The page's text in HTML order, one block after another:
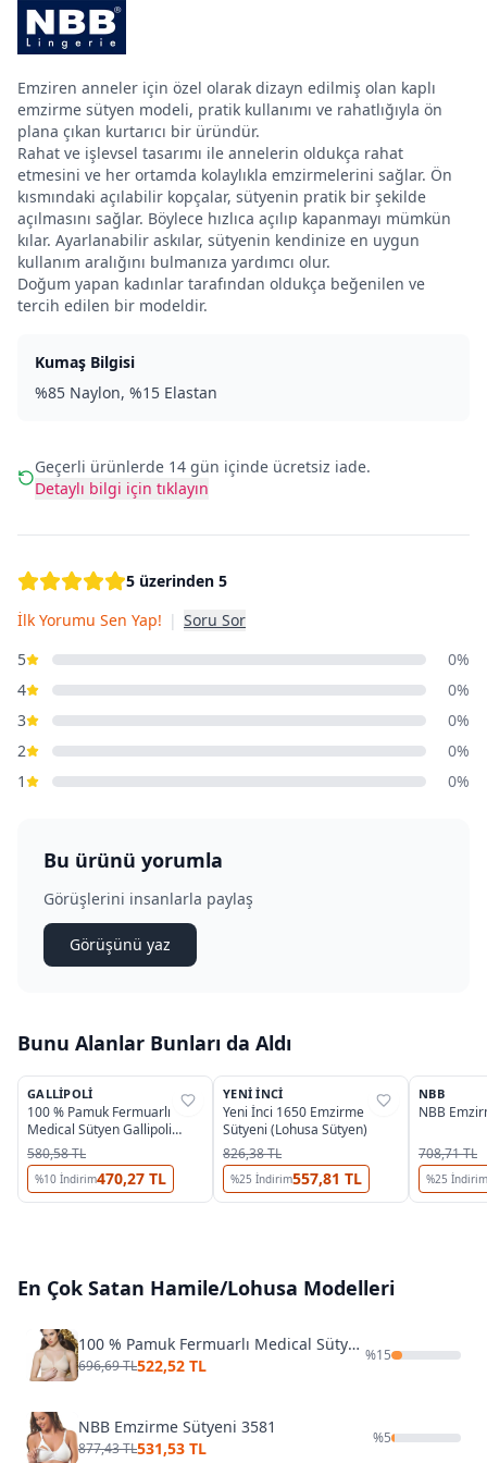
Emziren anneler için özel olarak dizayn edilmiş olan kaplı
emzirme sütyen modeli, pratik kullanımı ve rahatlığıyla ön
plana çıkan kurtarıcı bir üründür.
Rahat ve işlevsel tasarımı ile annelerin oldukça rahat
etmesini ve her ortamda kolaylıkla emzirmelerini sağlar. Ön
kısmındaki açılabilir kopçalar, sütyenin pratik bir şekilde
açılmasını sağlar. Böylece hızlıca açılıp kapanmayı mümkün
kılar. Ayarlanabilir askılar, sütyenin kendinize en uygun
kullanım aralığını bulmanıza yardımcı olur.
Doğum yapan kadınlar tarafından oldukça beğenilen ve
tercih edilen bir modeldir.
Kumaş Bilgisi
%85 Naylon, %15 Elastan
Geçerli ürünlerde 14 gün içinde ücretsiz iade.
Detaylı bilgi için tıklayın
5 üzerinden 5
İlk Yorumu Sen Yap! | Soru Sor
5
0%
4
0%
3
0%
2
0%
1
0%
Bu ürünü yorumla
Görüşlerini insanlarla paylaş
Görüşünü yaz
Bunu Alanlar Bunları da Aldı
%32
GALLIPOLI
100 % Pamuk Fermuarlı
Medical Sütyen Gallipoli
1061
580,58 TL
%10 İndirim470,27 TL
%34
YENI İNCI
Yeni İnci 1650 Emzirme
Sütyeni (Lohusa Sütyen)
826,38 TL
%25 İndirim557,81 TL
%45
NBB
NBB
708,71 TL
%25 İndirim
En Çok Satan Hamile/Lohusa Modelleri
100 % Pamuk Fermuarlı Medical Sütyen Gallipoli 1061
696,69 TL522,52 TL
%15
NBB Emzirme Sütyeni 3581
877,43 TL531,53 TL
%5